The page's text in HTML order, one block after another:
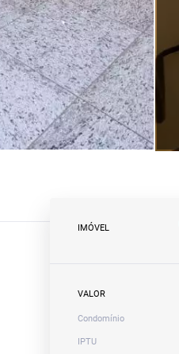
IMÓVEL
VALOR
Condomínio
IPTU